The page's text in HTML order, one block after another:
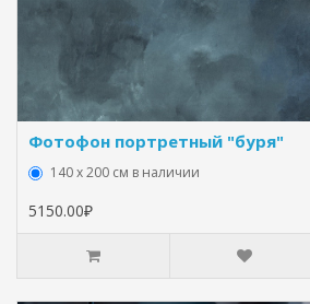
Фотофон портретный "буря"
140 х 200 см в наличии
5150.00₽